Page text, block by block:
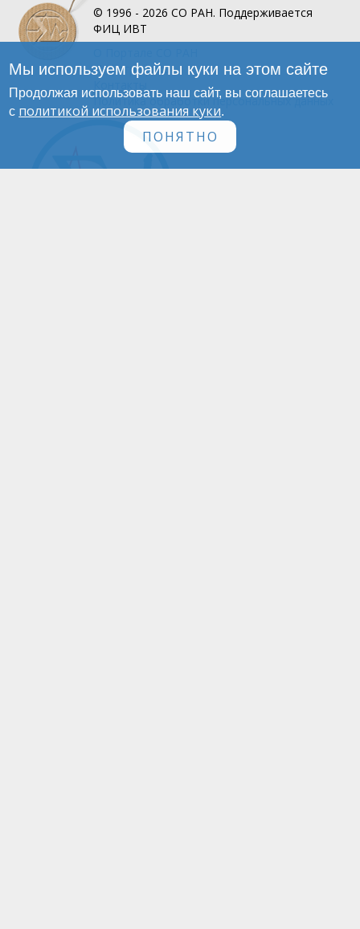
© 1996 - 2026 СО РАН. Поддерживается
ФИЦ ИВТ
Инфографика
Политика обработки персональных данных
Мы используем файлы куки на этом сайте
Продолжая использовать наш сайт, вы соглашаетесь
с политикой использования куки.
ПОНЯТНО